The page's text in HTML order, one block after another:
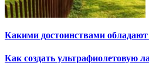
Какими достоинствами
Как создать ультрафиолетовую